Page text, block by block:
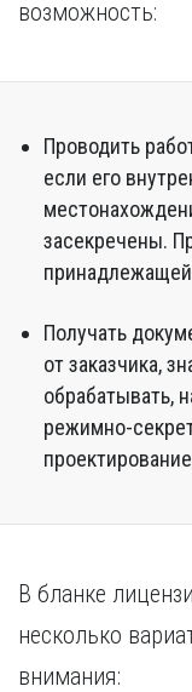
Магнитогорск
Мурманск
Нижний
Нижний
Новокузнецк
Новосибирск
возможность:
Проводить
если его
засекречены.
Получать
от заказчика,
обрабатывать,
режимно-
В бланке
несколько
внимания: